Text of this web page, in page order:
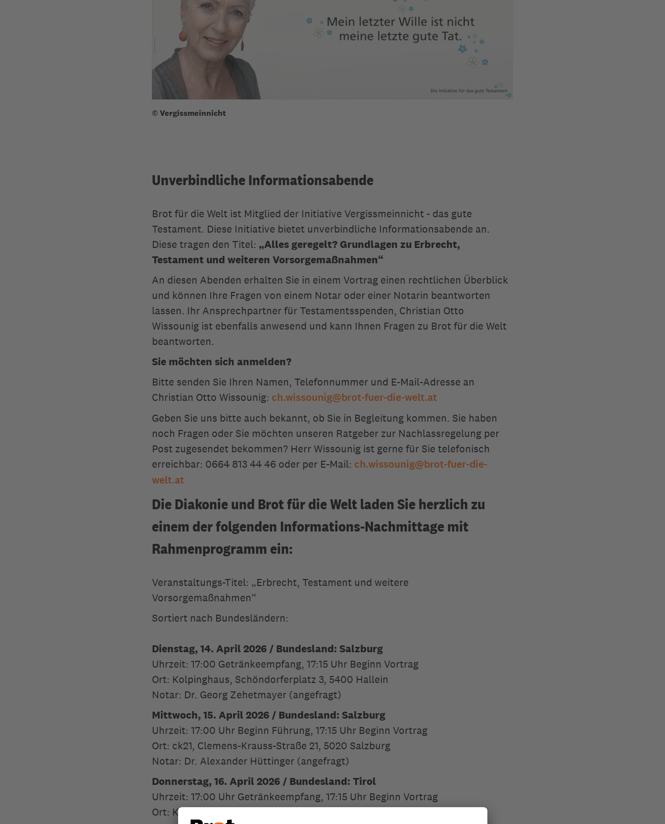
© Vergissmeinnicht
Unverbindliche Informationsabende
Brot für die Welt ist Mitglied der Initiative Vergissmeinnicht - das gute
Testament. Diese Initiative bietet unverbindliche Informationsabende an.
Diese tragen den Titel: „Alles geregelt? Grundlagen zu Erbrecht,
Testament und weiteren Vorsorgemaßnahmen“
An diesen Abenden erhalten Sie in einem Vortrag einen rechtlichen Überblick
und können Ihre Fragen von einem Notar oder einer Notarin beantworten
lassen. Ihr Ansprechpartner für Testamentsspenden, Christian Otto
Wissounig ist ebenfalls anwesend und kann Ihnen Fragen zu Brot für die Welt
beantworten.
Sie möchten sich anmelden?
Bitte senden Sie Ihren Namen, Telefonnummer und E-Mail-Adresse an
Christian Otto Wissounig: ch.wissounig@brot-fuer-die-welt.at
Geben Sie uns bitte auch bekannt, ob Sie in Begleitung kommen. Sie haben
noch Fragen oder Sie möchten unseren Ratgeber zur Nachlassregelung per
Post zugesendet bekommen? Herr Wissounig ist gerne für Sie telefonisch
erreichbar: 0664 813 44 46 oder per E-Mail: ch.wissounig@brot-fuer-die-
welt.at
Die Diakonie und Brot für die Welt laden Sie herzlich zu
einem der folgenden Informations-Nachmittage mit
Rahmenprogramm ein:
Veranstaltungs-Titel: „Erbrecht, Testament und weitere
Vorsorgemaßnahmen“
Sortiert nach Bundesländern:
Dienstag, 14. April 2026 / Bundesland: Salzburg
Uhrzeit: 17:00 Getränkeempfang, 17:15 Uhr Beginn Vortrag
Ort: Kolpinghaus, Schöndorferplatz 3, 5400 Hallein
Notar: Dr. Georg Zehetmayer (angefragt)
Mittwoch, 15. April 2026 / Bundesland: Salzburg
Uhrzeit: 17:00 Uhr Beginn Führung, 17:15 Uhr Beginn Vortrag
Ort: ck21, Clemens-Krauss-Straße 21, 5020 Salzburg
Notar: Dr. Alexander Hüttinger (angefragt)
Donnerstag, 16. April 2026 / Bundesland: Tirol
Uhrzeit: 17:00 Uhr Getränkeempfang, 17:15 Uhr Beginn Vortrag
Ort: Kulturhaus, Kitzbüheler Straße 2, 6370 Reith bei Kitzbühel